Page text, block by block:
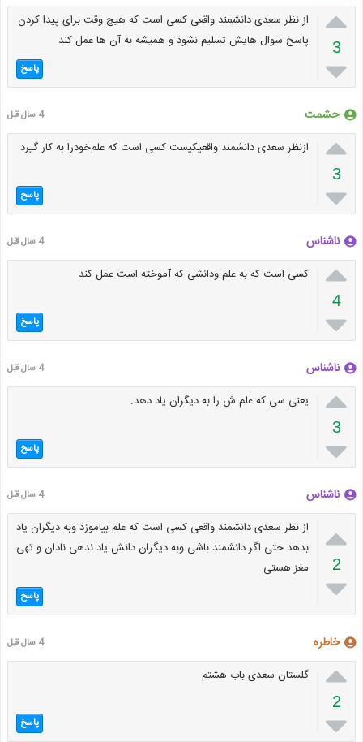

3

از نظر سعدی دانشمند واقعی کسی است که هیچ وقت برای پیدا کردن
پاسخ سوال هایش تسلیم نشود و همیشه به آن ها عمل کند
پاسخ
حشمت 4 سال قبل

3

ازنظر سعدی دانشمند واقعیکیست کسی است که علم‌خودرا به کار گیرد
پاسخ
ناشناس 4 سال قبل

4

کسی است که به علم ودانشی که آموخته است عمل کند
پاسخ
ناشناس 4 سال قبل

3

یعنی ‌سی که علم ش را به دیگران یاد دهد.
پاسخ
ناشناس 4 سال قبل

2

از نظر سعدی دانشمند واقعی کسی است که علم بیاموزد وبه دیگران یاد
بدهد حتی اگر دانشمند باشی وبه دیگران دانش یاد ندهی نادان و تهی
مغز هستی
پاسخ
خاطره 4 سال قبل

2

گلستان سعدی باب هشتم
پاسخ